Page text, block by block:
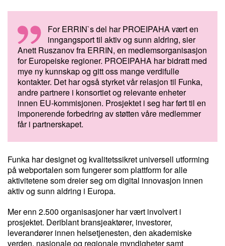
For ERRIN`s del har PROEIPAHA vært en
inngangsport til aktiv og sunn aldring, sier
Anett Ruszanov fra ERRIN, en medlemsorganisasjon
for Europeiske regioner. PROEIPAHA har bidratt med
mye ny kunnskap og gitt oss mange verdifulle
kontakter. Det har også styrket vår relasjon til Funka,
andre partnere i konsortiet og relevante enheter
innen EU-kommisjonen. Prosjektet i seg har ført til en
imponerende forbedring av støtten våre medlemmer
får i partnerskapet.
Funka har designet og kvalitetssikret universell utforming
på webportalen som fungerer som plattform for alle
aktivitetene som dreier seg om digital innovasjon innen
aktiv og sunn aldring i Europa.
Mer enn 2.500 organisasjoner har vært involvert i
prosjektet. Deriblant bransjeaktører, investorer,
leverandører innen helsetjenesten, den akademiske
verden, nasjonale og regionale myndigheter samt